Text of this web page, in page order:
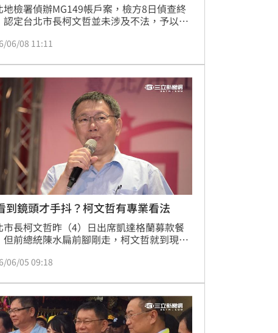
地檢署偵辦MG149帳戶案，檢方8日偵查終
認定台北市長柯文哲並未涉及不法，予以不
06/08 11:11
到鏡頭才手抖？柯文哲有專業看法
市長柯文哲昨（4）日出席凱達格蘭募款餐
但前總統陳水扁前腳剛走，柯文哲就到現
典禮時表示，並沒有刻意避開，只是當晚忙
外界不用多做揣測。
06/05 09:18